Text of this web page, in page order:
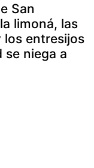
San
limoná, las
los entresijos
se niega a